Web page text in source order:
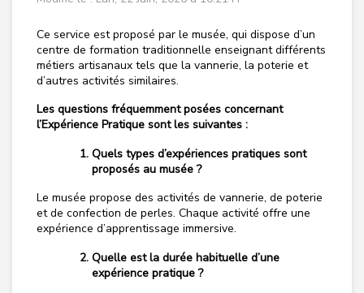
Ce service est proposé par le musée, qui dispose d’un
centre de formation traditionnelle enseignant différents
métiers artisanaux tels que la vannerie, la poterie et
d’autres activités similaires.
Les questions fréquemment posées concernant
l’Expérience Pratique sont les suivantes :
Quels types d’expériences pratiques sont
proposés au musée ?
Le musée propose des activités de vannerie, de poterie
et de confection de perles. Chaque activité offre une
expérience d’apprentissage immersive.
Quelle est la durée habituelle d’une
expérience pratique ?